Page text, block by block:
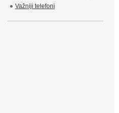
Važniji telefoni